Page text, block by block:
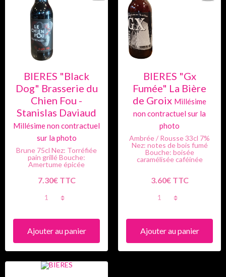
BIERES "Black
Dog" Brasserie du
Chien Fou -
Stanislas Daviaud
Brune 75cl Nez: Torréfiée
pain grillé Bouche:
Amertume épicée
7.30€ TTC
Ajouter au panier
BIERES "Gx
Fumée" La Bière
de Groix
Ambrée / Rousse 33cl 7%
Nez: notes de bois fumé
Bouche: boisée
caramélisée caféinée
3.60€ TTC
Ajouter au panier